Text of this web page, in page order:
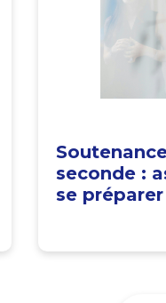
seconde :
se préparer